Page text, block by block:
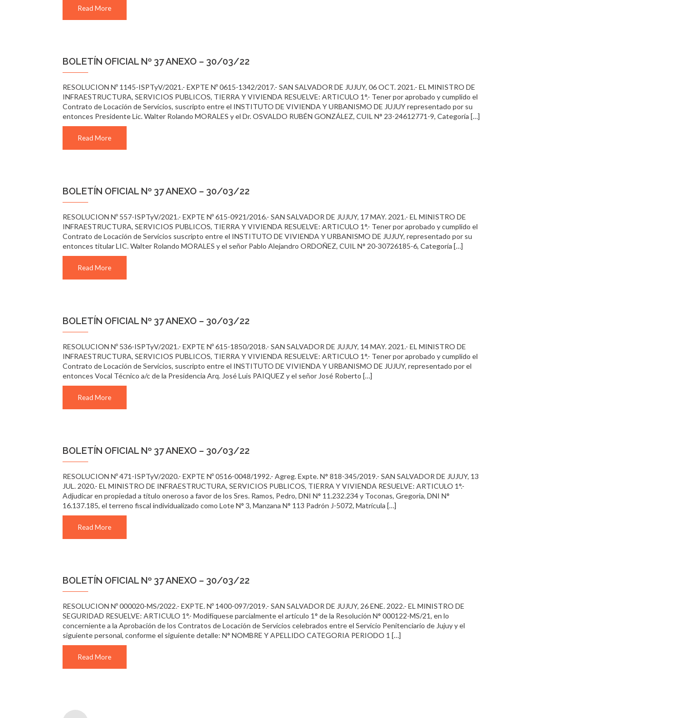
Read More
BOLETÍN OFICIAL Nº 37 ANEXO – 30/03/22
RESOLUCION Nº 1145-ISPTyV/2021.- EXPTE Nº 0615-1342/2017.- SAN SALVADOR DE JUJUY, 06 OCT. 2021.- EL MINISTRO DE
INFRAESTRUCTURA, SERVICIOS PUBLICOS, TIERRA Y VIVIENDA RESUELVE: ARTICULO 1°.- Tener por aprobado y cumplido el
Contrato de Locación de Servicios, suscripto entre el INSTITUTO DE VIVIENDA Y URBANISMO DE JUJUY representado por su
entonces Presidente Lic. Walter Rolando MORALES y el Dr. OSVALDO RUBÉN GONZÁLEZ, CUIL N° 23-24612771-9, Categoría […]
Read More
BOLETÍN OFICIAL Nº 37 ANEXO – 30/03/22
RESOLUCION Nº 557-ISPTyV/2021.- EXPTE Nº 615-0921/2016.- SAN SALVADOR DE JUJUY, 17 MAY. 2021.- EL MINISTRO DE
INFRAESTRUCTURA, SERVICIOS PUBLICOS, TIERRA Y VIVIENDA RESUELVE: ARTICULO 1°.- Tener por aprobado y cumplido el
Contrato de Locación de Servicios suscripto entre el INSTITUTO DE VIVIENDA Y URBANISMO DE JUJUY, representado por su
entonces titular LIC. Walter Rolando MORALES y el señor Pablo Alejandro ORDOÑEZ, CUIL N° 20-30726185-6, Categoría […]
Read More
BOLETÍN OFICIAL Nº 37 ANEXO – 30/03/22
RESOLUCION Nº 536-ISPTyV/2021.- EXPTE Nº 615-1850/2018.- SAN SALVADOR DE JUJUY, 14 MAY. 2021.- EL MINISTRO DE
INFRAESTRUCTURA, SERVICIOS PUBLICOS, TIERRA Y VIVIENDA RESUELVE: ARTICULO 1°.- Tener por aprobado y cumplido el
Contrato de Locación de Servicios, suscripto entre el INSTITUTO DE VIVIENDA Y URBANISMO DE JUJUY, representado por el
entonces Vocal Técnico a/c de la Presidencia Arq. José Luis PAIQUEZ y el señor José Roberto […]
Read More
BOLETÍN OFICIAL Nº 37 ANEXO – 30/03/22
RESOLUCION Nº 471-ISPTyV/2020.- EXPTE Nº 0516-0048/1992.- Agreg. Expte. N° 818-345/2019.- SAN SALVADOR DE JUJUY, 13
JUL. 2020.- EL MINISTRO DE INFRAESTRUCTURA, SERVICIOS PUBLICOS, TIERRA Y VIVIENDA RESUELVE: ARTICULO 1°.-
Adjudicar en propiedad a título oneroso a favor de los Sres. Ramos, Pedro, DNI N° 11.232.234 y Toconas, Gregoria, DNI N°
16.137.185, el terreno fiscal individualizado como Lote N° 3, Manzana N° 113 Padrón J-5072, Matrícula […]
Read More
BOLETÍN OFICIAL Nº 37 ANEXO – 30/03/22
RESOLUCION Nº 000020-MS/2022.- EXPTE. Nº 1400-097/2019.- SAN SALVADOR DE JUJUY, 26 ENE. 2022.- EL MINISTRO DE
SEGURIDAD RESUELVE: ARTICULO 1°.- Modifíquese parcialmente el artículo 1° de la Resolución N° 000122-MS/21, en lo
concerniente a la Aprobación de los Contratos de Locación de Servicios celebrados entre el Servicio Penitenciario de Jujuy y el
siguiente personal, conforme el siguiente detalle: N° NOMBRE Y APELLIDO CATEGORIA PERIODO 1 […]
Read More